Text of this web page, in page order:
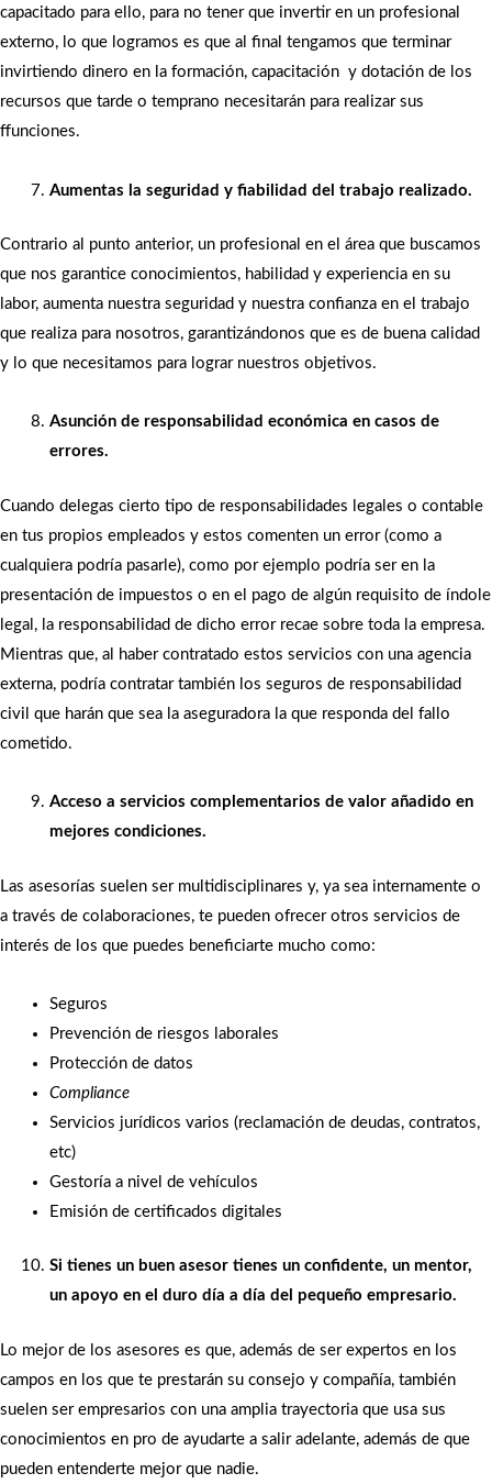
capacitado para ello, para no tener que invertir en un profesional
externo, lo que logramos es que al final tengamos que terminar
invirtiendo dinero en la formación, capacitación y dotación de los
recursos que tarde o temprano necesitarán para realizar sus
ffunciones.
Aumentas la seguridad y fiabilidad del trabajo realizado.
Contrario al punto anterior, un profesional en el área que buscamos
que nos garantice conocimientos, habilidad y experiencia en su
labor, aumenta nuestra seguridad y nuestra confianza en el trabajo
que realiza para nosotros, garantizándonos que es de buena calidad
y lo que necesitamos para lograr nuestros objetivos.
Asunción de responsabilidad económica en casos de
errores.
Cuando delegas cierto tipo de responsabilidades legales o contable
en tus propios empleados y estos comenten un error (como a
cualquiera podría pasarle), como por ejemplo podría ser en la
presentación de impuestos o en el pago de algún requisito de índole
legal, la responsabilidad de dicho error recae sobre toda la empresa.
Mientras que, al haber contratado estos servicios con una agencia
externa, podría contratar también los seguros de responsabilidad
civil que harán que sea la aseguradora la que responda del fallo
cometido.
Acceso a servicios complementarios de valor añadido en
mejores condiciones.
Las asesorías suelen ser multidisciplinares y, ya sea internamente o
a través de colaboraciones, te pueden ofrecer otros servicios de
interés de los que puedes beneficiarte mucho como:
Seguros
Prevención de riesgos laborales
Protección de datos
Compliance
Servicios jurídicos varios (reclamación de deudas, contratos,
etc)
Gestoría a nivel de vehículos
Emisión de certificados digitales
Si tienes un buen asesor tienes un confidente, un mentor,
un apoyo en el duro día a día del pequeño empresario.
Lo mejor de los asesores es que, además de ser expertos en los
campos en los que te prestarán su consejo y compañía, también
suelen ser empresarios con una amplia trayectoria que usa sus
conocimientos en pro de ayudarte a salir adelante, además de que
pueden entenderte mejor que nadie.